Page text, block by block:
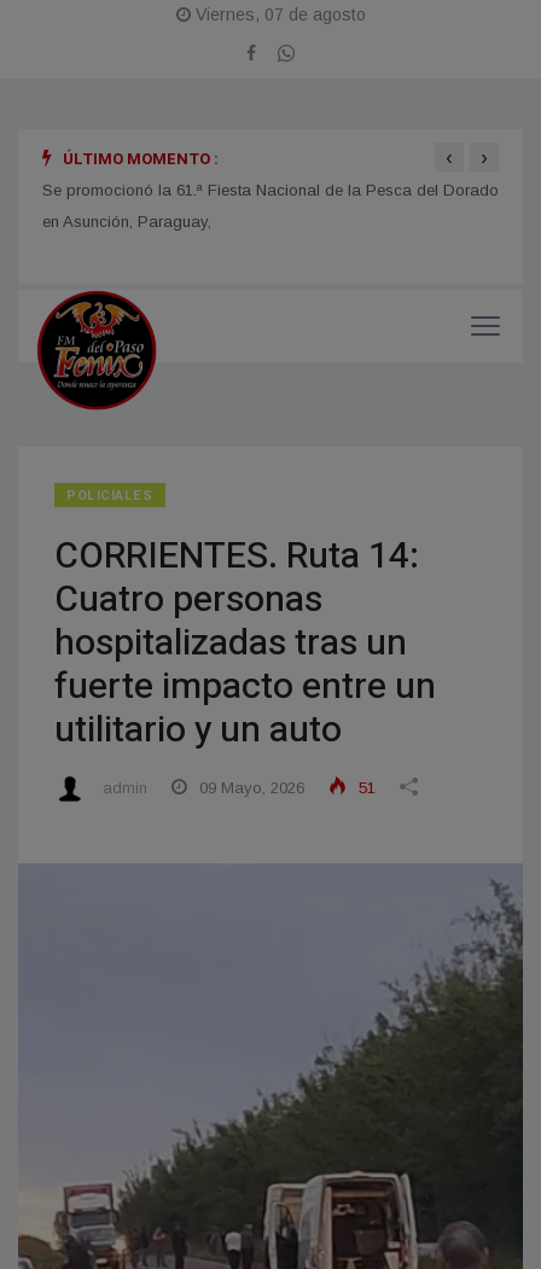
Viernes, 07 de agosto
ÚLTIMO MOMENTO :
Se promocionó la 61.ª Fiesta Nacional de la Pesca del Dorado
en Asunción, Paraguay,
‹ ›
POLICIALES
CORRIENTES. Ruta 14:
Cuatro personas
hospitalizadas tras un
fuerte impacto entre un
utilitario y un auto
admin 09 Mayo, 2026 51